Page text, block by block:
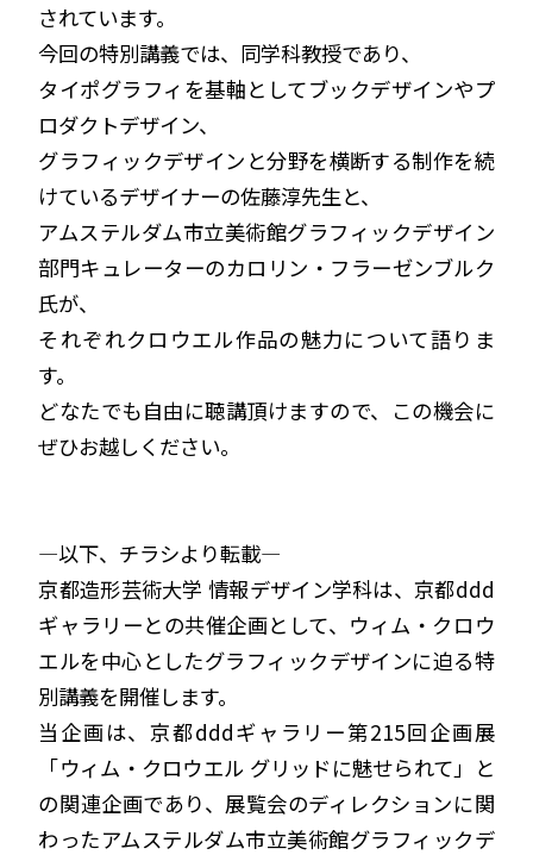
されています。
今回の特別講義では、 同学科教授であり、
タイポグラフィを基軸としてブックデザインやプ
ロダクトデザイン、
グラフィックデザインと分野を横断する制作を続
けているデザイナーの佐藤淳先生と、
アムステルダム市立美術館グラフィックデザイン
部門キュレーターのカロリン・フラーゼンブルク
氏が、
それぞれクロウエル作品の魅力について語りま
す。
どなたでも自由に聴講頂けますので、この機会に
ぜひお越しください。
―以下、チラシより転載―
京都造形芸術大学 情報デザイン学科は、京都ddd
ギャラリーとの共催企画として、ウィム・クロウ
エルを中心としたグラフィックデザインに迫る特
別講義を開催します。
当企画は、京都dddギャラリー第215回企画展
「ウィム・クロウエル グリッドに魅せられて」と
の関連企画であり、展覧会のディレクションに関
わったアムステルダム市立美術館グラフィックデ